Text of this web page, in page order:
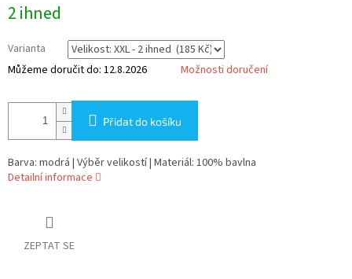
cena:
2 ihned
Varianta
Můžeme doručit do: 12.8.2026 Možnosti doručení
Přidat do košíku
Barva: modrá | Výběr velikostí | Materiál: 100% bavlna
Detailní informace
ZEPTAT SE